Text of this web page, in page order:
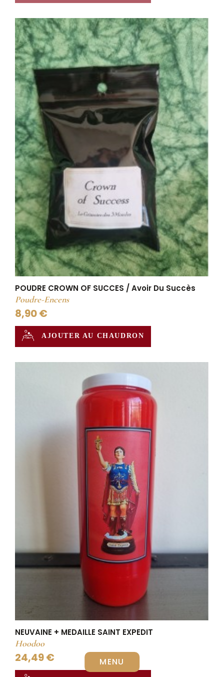
POUDRE CROWN OF SUCCES / Avoir Du Succès
Poudre-Encens
8,90 €
AJOUTER AU CHAUDRON
NEUVAINE + MEDAILLE SAINT EXPEDIT
Hoodoo
24,49 €